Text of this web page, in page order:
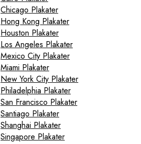
Chicago Plakater
Hong Kong Plakater
Houston Plakater
Los Angeles Plakater
Mexico City Plakater
Miami Plakater
New York City Plakater
Philadelphia Plakater
San Francisco Plakater
Santiago Plakater
Shanghai Plakater
Singapore Plakater